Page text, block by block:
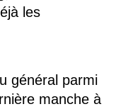
les
général parmi
manche à